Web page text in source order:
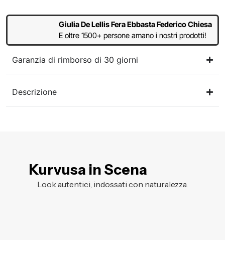
Giulia De Lellis Fera Ebbasta Federico Chiesa
E oltre 1500+ persone amano i nostri prodotti!
Garanzia di rimborso di 30 giorni
Descrizione
Kurvusa in Scena
Look autentici, indossati con naturalezza.